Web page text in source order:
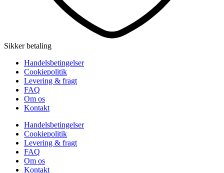
Sikker betaling
Handelsbetingelser
Cookiepolitik
Levering & fragt
FAQ
Om os
Kontakt
Handelsbetingelser
Cookiepolitik
Levering & fragt
FAQ
Om os
Kontakt